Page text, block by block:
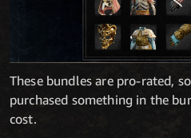
These bundles are pro-rated,
purchased something in the
cost.